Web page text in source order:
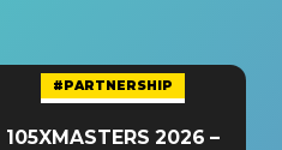
#PARTNERSHIP
105XMASTERS 2026 –